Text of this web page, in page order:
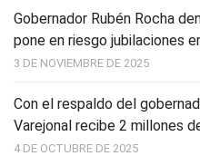
Gobernador Rubén Rocha
pone en riesgo jubilaciones
3 DE NOVIEMBRE DE 2025
Con el respaldo del
Varejonal recibe 2 millones
4 DE OCTUBRE DE 2025